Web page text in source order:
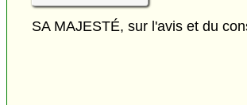
SA MAJESTÉ, sur l'avis et du